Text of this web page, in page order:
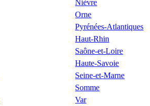
Nièvre
Orne
Pyrénées-Atlantiques
Haut-Rhin
Saône-et-Loire
Haute-Savoie
Seine-et-Marne
Somme
Var